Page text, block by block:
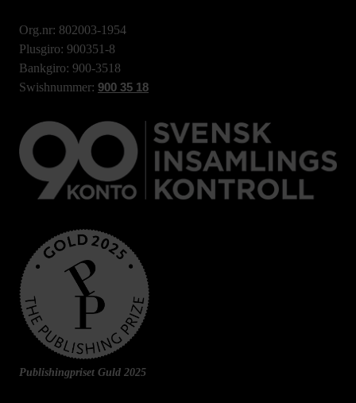
Org.nr: 802003-1954
Plusgiro: 900351-8
Bankgiro: 900-3518
Swishnummer: 900 35 18
Publishingpriset Guld 2025